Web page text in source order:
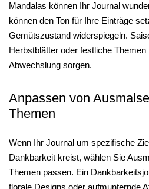
Mandalas können Ihr Journal
können den Ton für Ihre Einträge
Gemütszustand widerspiegeln.
Herbstblätter oder festliche
Abwechslung sorgen.
Anpassen von
Themen
Wenn Ihr Journal um spezifische
Dankbarkeit kreist, wählen Sie
Themen passen. Ein
florale Designs oder aufmunternde